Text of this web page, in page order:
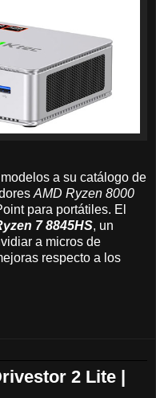
a su catálogo de
AMD Ryzen 8000
para portátiles. El
7 8845HS, un
a micros de
respecto a los
2 Lite |